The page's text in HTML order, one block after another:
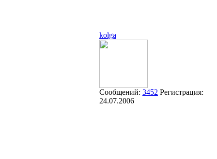
kolga
Сообщений: 3452 Регистрация:
24.07.2006